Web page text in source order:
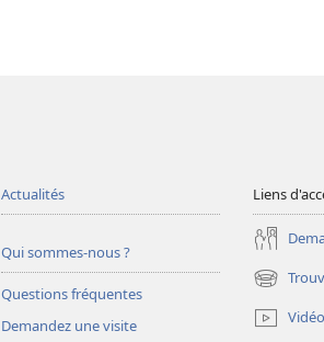
Actualités
Qui sommes-nous ?
Questions fréquentes
Demandez une visite
Liens
(ouvre
une
nouvelle